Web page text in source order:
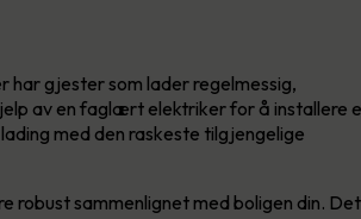
har gjester som lader regelmessig,
av en faglært elektriker for å installere
med den raskeste tilgjengelige
robust sammenlignet med boligen din. Det